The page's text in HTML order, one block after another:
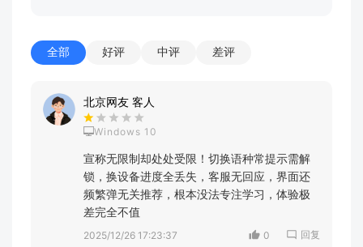
全部 好评 中评 差评
北京网友 客人
Windows 10
宣称无限制却处处受限！切换语种常提示需解
锁，换设备进度全丢失，客服无回应，界面还
频繁弹无关推荐，根本没法专注学习，体验极
差完全不值
2025/12/26 17:23:37 0 回复